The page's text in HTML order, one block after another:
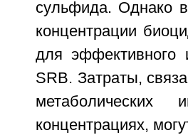
сульфида. Однако
концентрации
для эффективного
SRB. Затраты,
метаболических
концентрациях,